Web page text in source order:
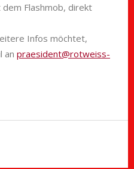
dem Flashmob, direkt
Infos möchtet,
an praesident@rotweiss-